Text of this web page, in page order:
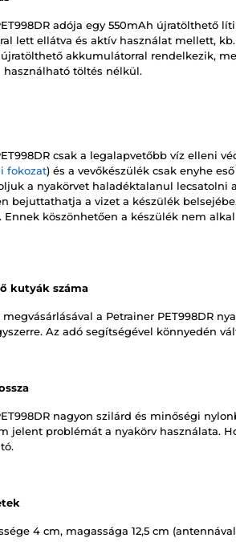
adója egy 550mAh újratölthető
lett ellátva és aktív használat mellett,
akkumulátorral rendelkezik,
töltés nélkül.
csak a legalapvetőbb víz elleni
fokozat) és a vevőkészülék csak enyhe
a nyakörvet haladéktalanul lecsatolni
bejuttathatja a vizet a készülék
köszönhetően a készülék nem
kutyák száma
megvásárlásával a Petrainer PET998DR
Az adó segítségével könnyedén
nagyon szilárd és minőségi
jelent problémát a nyakörv használata.
4 cm, magassága 12,5 cm